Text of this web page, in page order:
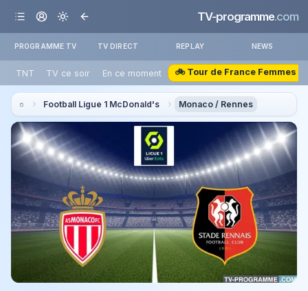
TV-programme.com
PROGRAMME TV TV DIRECT REPLAY NEWS
TNT TV ce soir En ce moment 🚲 Tour de France Femmes
Football Ligue 1 McDonald's Monaco / Rennes